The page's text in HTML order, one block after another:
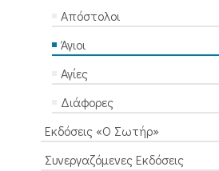
0,02
€
Απόστολοι
Άγιοι
Αγίες
Διάφορες
Εκδόσεις «Ο Σωτήρ»
Συνεργαζόμενες Εκδόσεις